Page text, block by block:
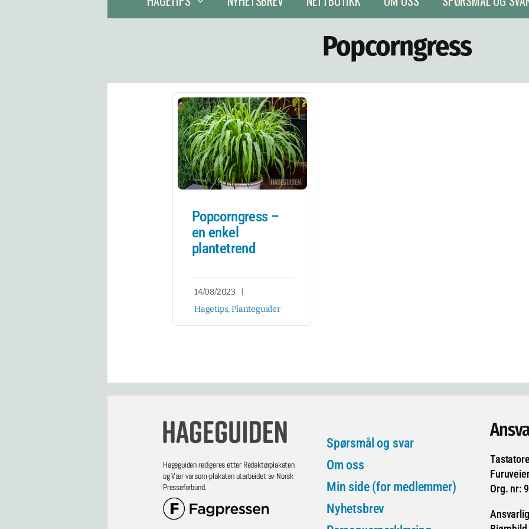
Popcorngress
Popcorngress –
en enkel
plantetrend
14/08/2023
Hagetips,Planteguider
Hageguiden redigeres etter Redaktørplakaten
og Vær varsom-plakaten utarbeidet av Norsk
Presseforbund.
Spørsmål og svar
Om oss
Min side (for medlemmer)
Nyhetsbrev
Org. nr: